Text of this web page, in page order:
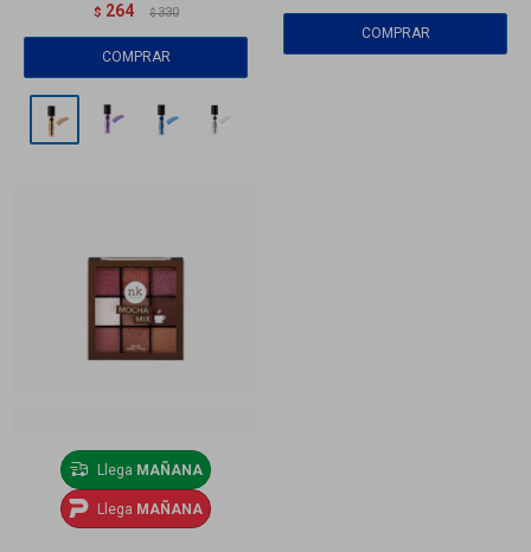
$ 264 $ 330
Llega MAÑANA
Llega MAÑANA